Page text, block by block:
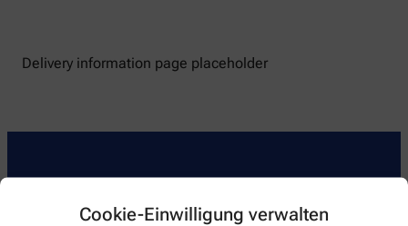
Cookie-Einwilligung verwalten
Delivery information page placeholder